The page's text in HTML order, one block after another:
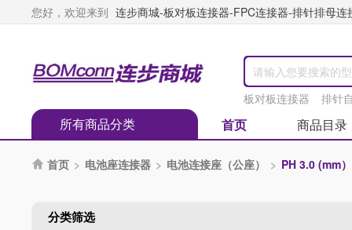
您好，欢迎来到 连步商城-板对板连接器-FPC连接器-排针排母
板对板连接器 排针
所有商品分类 首页 商品目录
 首页 > 电池座连接器 > 电池连接座（公座） > PH 3.0 (mm）
分类筛选